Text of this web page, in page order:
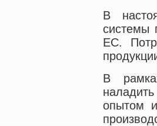
В
системы
ЕС.
В
опытом